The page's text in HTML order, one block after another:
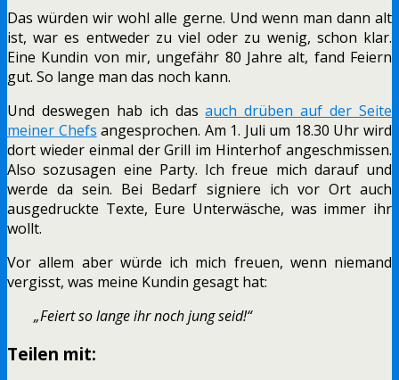
Das würden wir wohl alle gerne. Und wenn man dann alt
ist, war es entweder zu viel oder zu wenig, schon klar.
Eine Kundin von mir, ungefähr 80 Jahre alt, fand Feiern
gut. So lange man das noch kann.
Und deswegen hab ich dasauch drüben auf der Seite
meiner Chefs angesprochen. Am 1. Juli um 18.30 Uhr wird
dort wieder einmal der Grill im Hinterhof angeschmissen.
Also sozusagen eine Party. Ich freue mich darauf und
werde da sein. Bei Bedarf signiere ich vor Ort auch
ausgedruckte Texte, Eure Unterwäsche, was immer ihr
wollt.
Vor allem aber würde ich mich freuen, wenn niemand
vergisst, was meine Kundin gesagt hat:
„Feiert so lange ihr noch jung seid!“
Teilen mit: